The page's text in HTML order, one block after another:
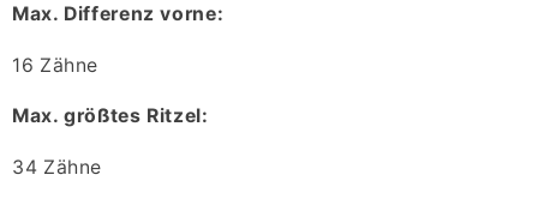
Max. Differenz vorne:
16 Zähne
Max. größtes Ritzel:
34 Zähne